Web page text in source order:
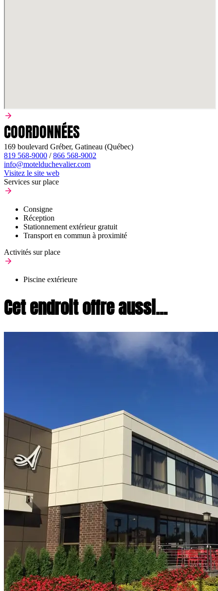
COORDONNÉES
169 boulevard Gréber, Gatineau (Québec)
819 568-9000 /866 568-9002
info@motelduchevalier.com
Visitez le site web
Services sur place
Consigne
Réception
Stationnement extérieur gratuit
Transport en commun à proximité
Activités sur place
Piscine extérieure
Cet endroit offre aussi...